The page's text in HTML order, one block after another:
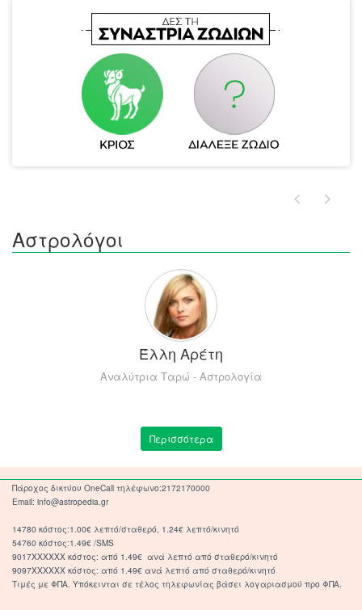
Αστρολόγοι
Έλλη Αρέτη
Αναλύτρια Ταρώ - Αστρολογία
Περισσότερα
Πάροχος δικτύου OneCall τηλέφωνο:2172170000
Email: info@astropedia.gr
14780 κόστος:1.00€ λεπτό/σταθερό, 1.24€ λεπτό/κινητό
54760 κόστος:1.49€ /SMS
9017XXXXXX κόστος: από 1.49€ ανά λεπτό από σταθερό/κινητό
9097XXXXXX κόστος: από 1.49€ ανά λεπτό από σταθερό/κινητό
Τιμές με ΦΠΑ. Υπόκεινται σε τέλος τηλεφωνίας βάσει λογαριασμού προ ΦΠΑ.